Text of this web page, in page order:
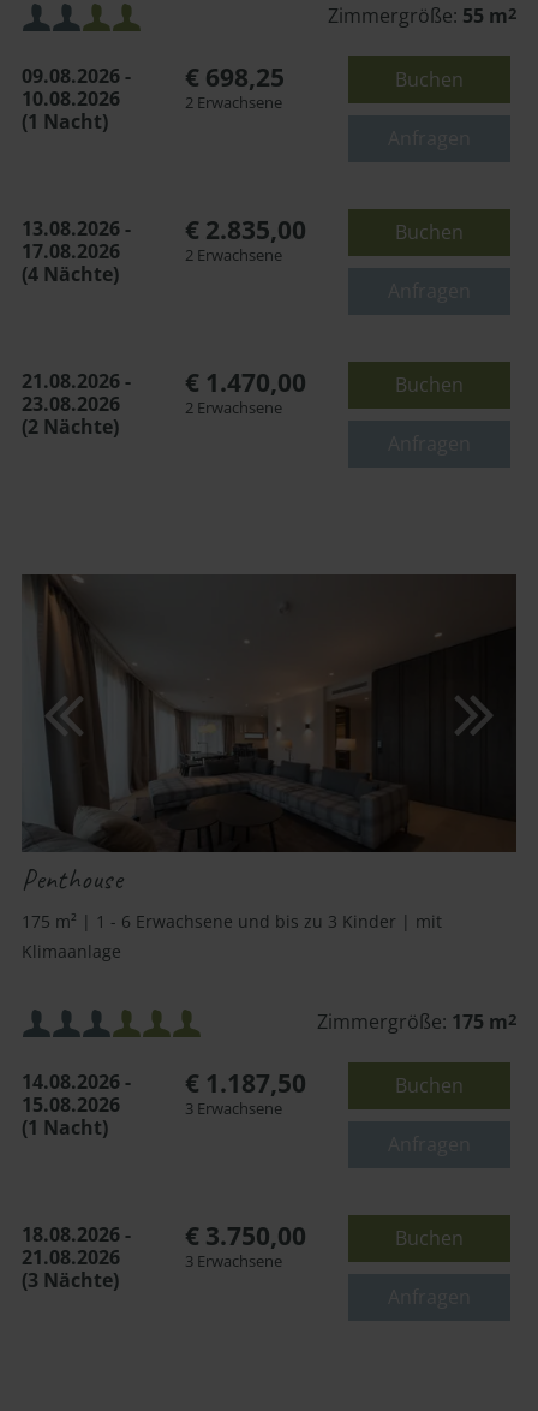
Mindestbelegung:
Maximalbelegung:
Zimmergröße: 55 m2
09.08.2026 -
10.08.2026
(1 Nacht)
€ 698,25
2 Erwachsene
Buchen
13.08.2026 -
17.08.2026
(4 Nächte)
€ 2.835,00
2 Erwachsene
Buchen
21.08.2026 -
23.08.2026
(2 Nächte)
€ 1.470,00
2 Erwachsene
Buchen
Penthouse
175 m² | 1 - 6 Erwachsene und bis zu 3 Kinder | mit
Klimaanlage
Mindestbelegung:
Maximalbelegung:
Zimmergröße: 175 m2
14.08.2026 -
15.08.2026
(1 Nacht)
€ 1.187,50
3 Erwachsene
Buchen
18.08.2026 -
21.08.2026
(3 Nächte)
€ 3.750,00
3 Erwachsene
Buchen